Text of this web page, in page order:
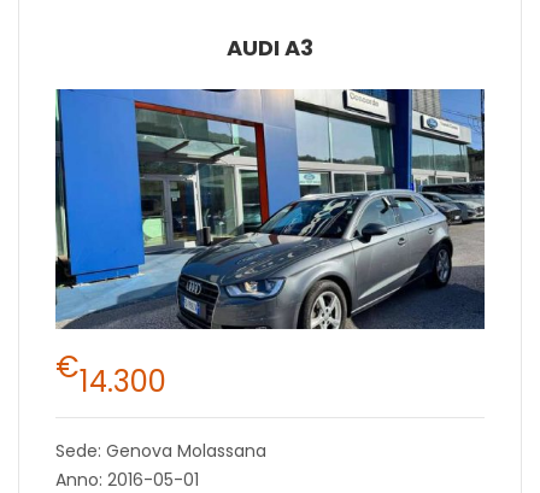
AUDI A3
€14.300
Sede: Genova Molassana
Anno: 2016-05-01